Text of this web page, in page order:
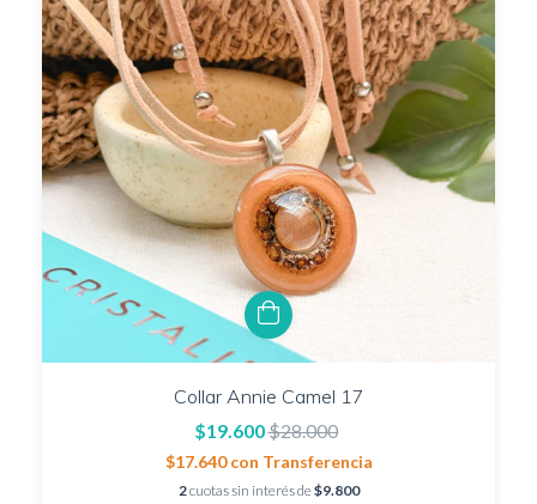
Collar Annie Camel 17
$19.600$28.000
$17.640con Transferencia
2cuotas sin interés de$9.800